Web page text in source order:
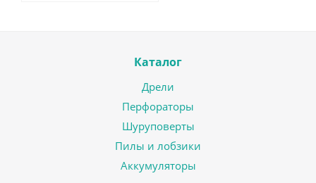
Каталог
Дрели
Перфораторы
Шуруповерты
Пилы и лобзики
Аккумуляторы